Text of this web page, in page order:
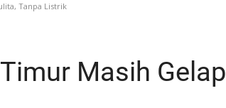
Tanpa Listrik
Masih Gelap